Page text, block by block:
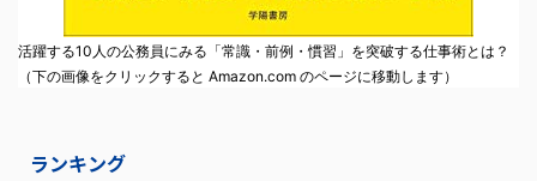
活躍する10人の公務員にみる「常識・前例・慣習」を突破する仕事術とは？
（下の画像をクリックすると Amazon.com のページに移動します）
ランキング